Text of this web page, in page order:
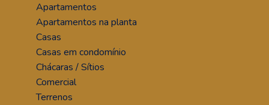
Apartamentos
Apartamentos na planta
Casas
Casas em condomínio
Chácaras / Sítios
Comercial
Terrenos